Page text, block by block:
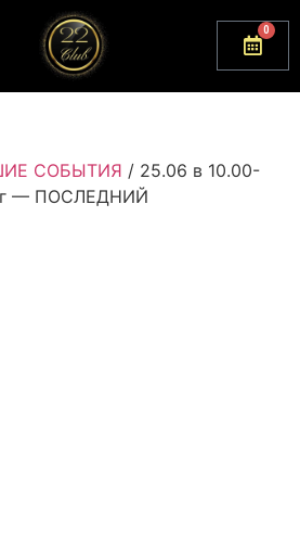
0
СОБЫТИЯ / 25.06 в 10.00-
— ПОСЛЕДНИЙ